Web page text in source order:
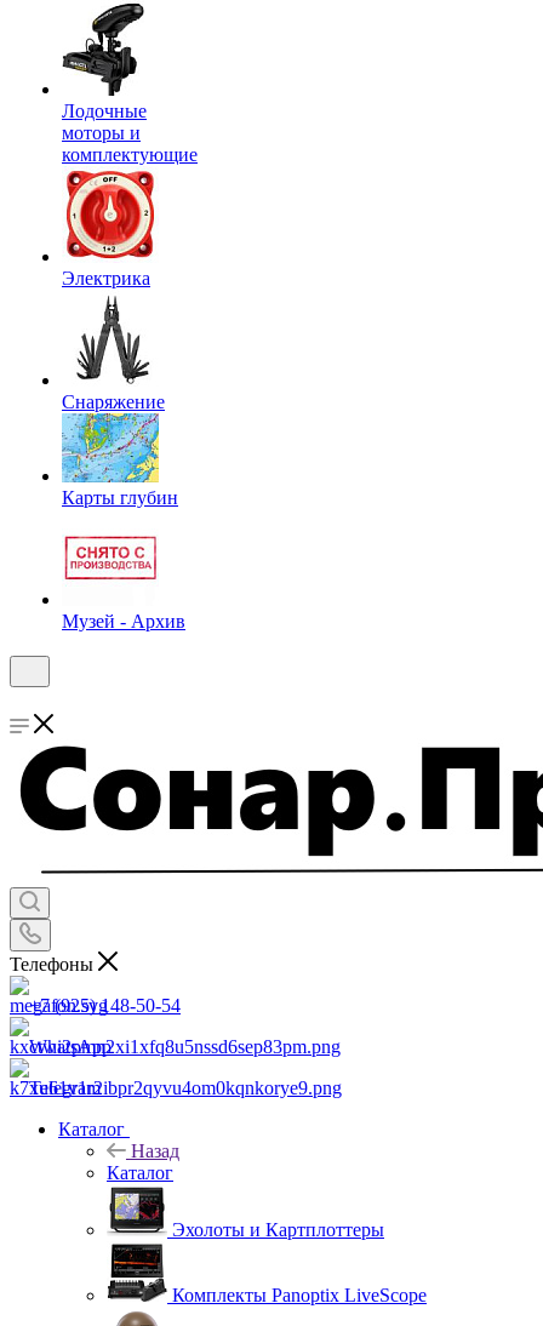
Лодочные
моторы и
комплектующие
Электрика
Снаряжение
Карты глубин
Музей - Архив
Телефоны
+7 (925) 148-50-54
WhatsApp
Telegram
Каталог
Назад
Каталог
Эхолоты и Картплоттеры
Комплекты Panoptix LiveScope